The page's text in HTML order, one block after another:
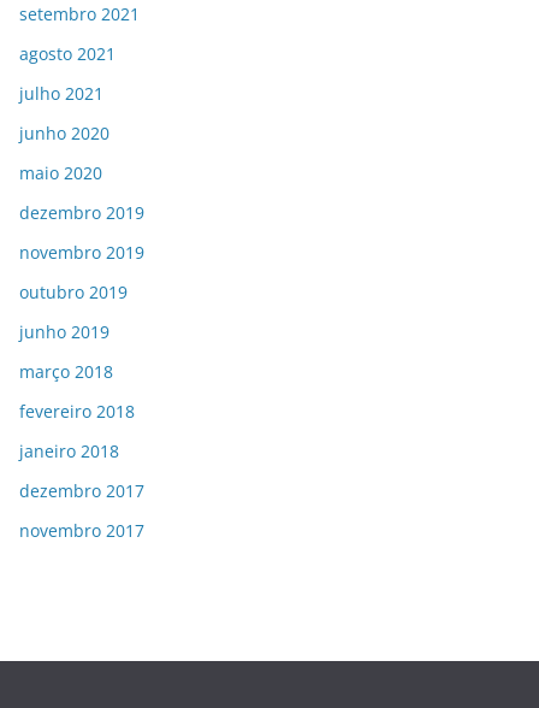
setembro 2021
agosto 2021
julho 2021
junho 2020
maio 2020
dezembro 2019
novembro 2019
outubro 2019
junho 2019
março 2018
fevereiro 2018
janeiro 2018
dezembro 2017
novembro 2017